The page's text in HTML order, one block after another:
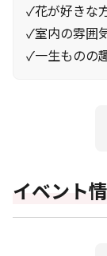
✓花が好きな
✓室内の雰囲
✓一生ものの
イベント